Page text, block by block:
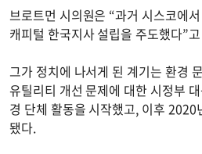
브로트먼 시의원은 “과거 시스코에
캐피털 한국지사 설립을 주도했다”
그가 정치에 나서게 된 계기는 환경
유틸리티 개선 문제에 대한 시정부
경 단체 활동을 시작했고, 이후 2020
됐다.